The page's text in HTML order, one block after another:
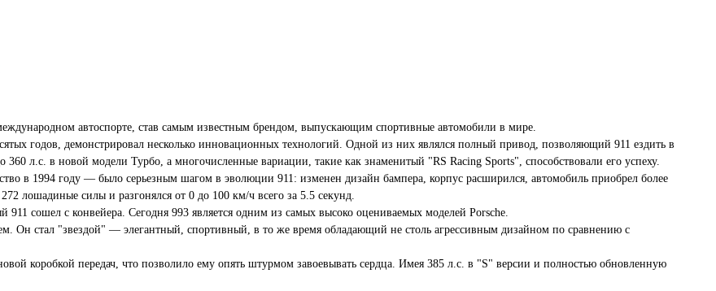
автоспорте, став самым известным брендом, выпускающим спортивные автомобили в мире.
годов, демонстрировал несколько инновационных технологий. Одной из них являлся полный привод, позволяющий 911 ездить в
л.с. в новой модели Турбо, а многочисленные вариации, такие как знаменитый "RS Racing Sports", способствовали его успеху.
в 1994 году — было серьезным шагом в эволюции 911: изменен дизайн бампера, корпус расширился, автомобиль приобрел более
лошадиные силы и разгонялся от 0 до 100 км/ч всего за 5.5 секунд.
сошел с конвейера. Сегодня 993 является одним из самых высоко оцениваемых моделей Porsche.
Он стал "звездой" — элегантный, спортивный, в то же время обладающий не столь агрессивным дизайном по сравнению с
коробкой передач, что позволило ему опять штурмом завоевывать сердца. Имея 385 л.с. в "S" версии и полностью обновленную